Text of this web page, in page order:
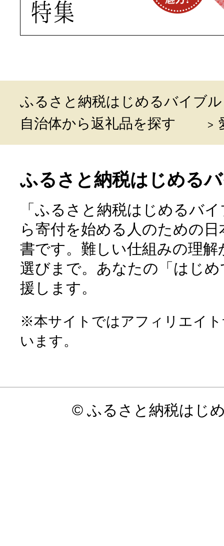
ふるさと納税はじめるバイブル
自治体から返礼品を探す
ふるさと納税はじめる
「ふるさと納税はじめるバ
ら寄付を始める人のための
書です。難しい仕組みの理
選びまで。あなたの「はじ
援します。
※本サイトではアフィリエイ
います。
© ふるさと納税はじ